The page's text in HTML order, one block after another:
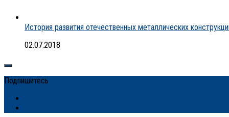
История развития отечественных металлических
02.07.2018
Подпишитесь